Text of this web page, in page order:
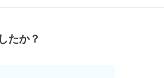
たか？